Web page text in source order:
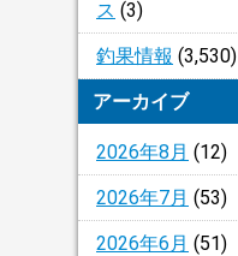
ス (3)
釣果情報 (3,530)
アーカイブ
2026年8月 (12)
2026年7月 (53)
2026年6月 (51)